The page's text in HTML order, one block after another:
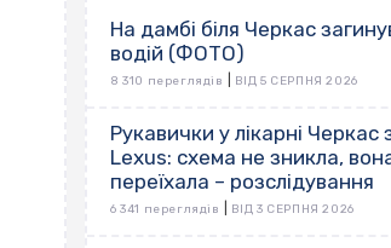
На дамбі біля Черкас
водій (ФОТО)
8 310 переглядів ВІД 5 СЕРПНЯ 2026
Рукавички у лікарні Черкас
Lexus: схема не зникла,
переїхала – розслідування
6 341 переглядів ВІД 3 СЕРПНЯ 2026